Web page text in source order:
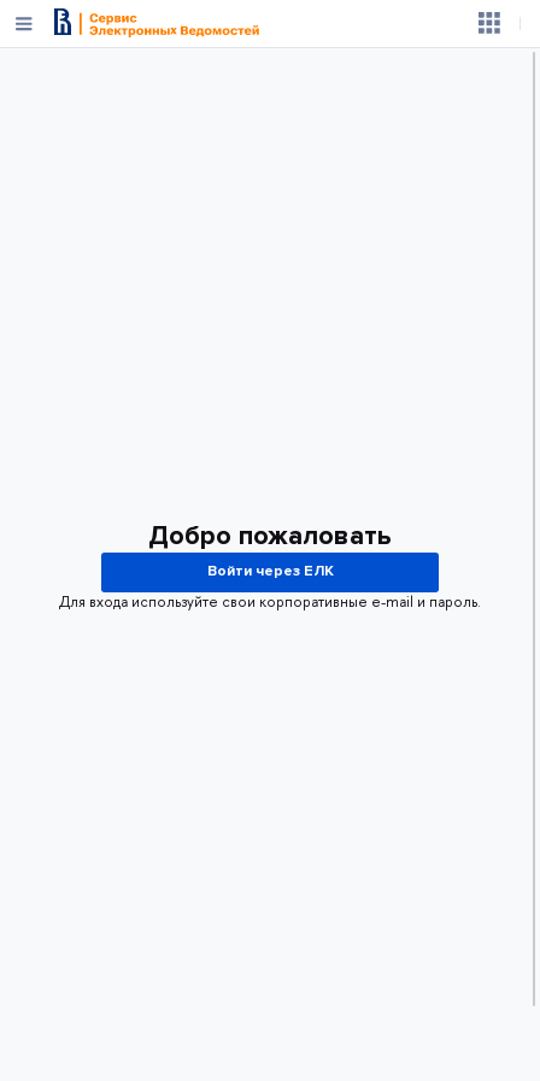
Добро пожаловать
Войти через ЕЛК
Для входа используйте свои корпоративные e-mail и пароль.